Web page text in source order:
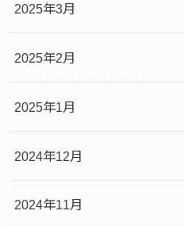
2025年3月
2025年2月
2025年1月
2024年12月
2024年11月